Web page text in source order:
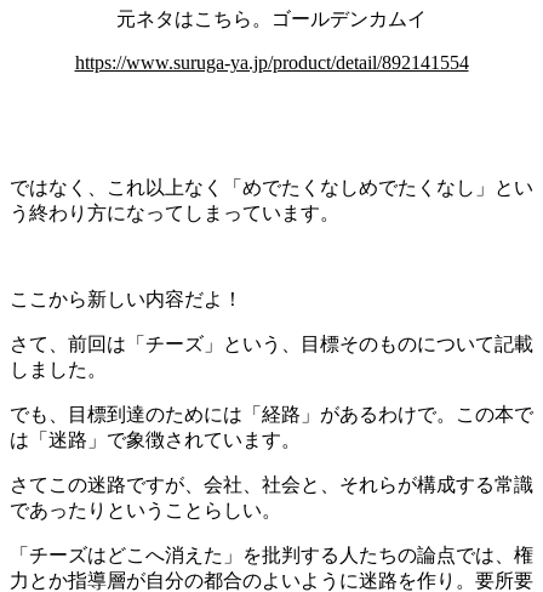
元ネタはこちら。ゴールデンカムイ
https://www.suruga-ya.jp/product/detail/892141554
ではなく、これ以上なく「めでたくなしめでたくなし」とい
う終わり方になってしまっています。
ここから新しい内容だよ！
さて、前回は「チーズ」という、目標そのものについて記載
しました。
でも、目標到達のためには「経路」があるわけで。この本で
は「迷路」で象徴されています。
さてこの迷路ですが、会社、社会と、それらが構成する常識
であったりということらしい。
「チーズはどこへ消えた」を批判する人たちの論点では、権
力とか指導層が自分の都合のよいように迷路を作り。要所要